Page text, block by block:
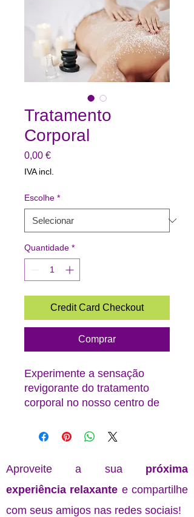
Tratamento
Corporal
0,00 €Preço
IVA incl.
Escolhe *
Quantidade *
Credit Card Checkout
Comprar
Experimente a sensação
revigorante do tratamento
corporal no nosso centro de
Com a combinação de
produtos de alta qualidade, o
tratamento corporal
proporciona uma experiência
relaxante e de
Aproveite a sua próxima
experiência relaxante e compartilhe
com seus amigos nas redes sociais!